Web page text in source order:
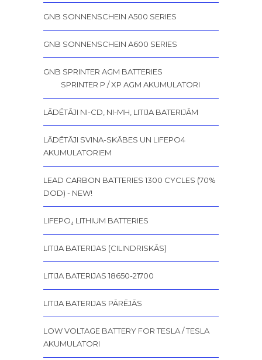
GNB SONNENSCHEIN A500 SERIES
GNB SONNENSCHEIN A600 SERIES
GNB SPRINTER AGM BATTERIES
SPRINTER P / XP AGM AKUMULATORI
LĀDĒTĀJI NI-CD, NI-MH, LITIJA BATERIJĀM
LĀDĒTĀJI SVINA-SKĀBES UN LIFEPO4
AKUMULATORIEM
LEAD CARBON BATTERIES 1300 CYCLES (70%
DOD) - NEW!
LIFEPO₄ LITHIUM BATTERIES
LITIJA BATERIJAS (CILINDRISKĀS)
LITIJA BATERIJAS 18650-21700
LITIJA BATERIJAS PĀRĒJĀS
LOW VOLTAGE BATTERY FOR TESLA / TESLA
AKUMULATORI